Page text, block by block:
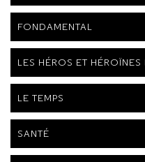
FONDAMENTAL
LES HÉROS ET
LE TEMPS
SANTÉ